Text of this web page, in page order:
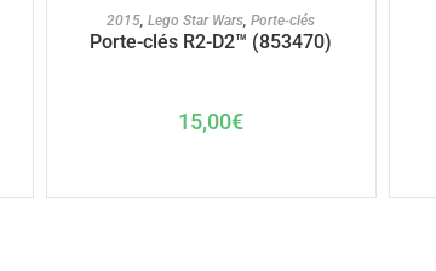
AJOUTER AU PANIER
2015 ,Lego Star Wars ,Porte-clés
Porte-clés R2-D2™ (853470)
15,00€